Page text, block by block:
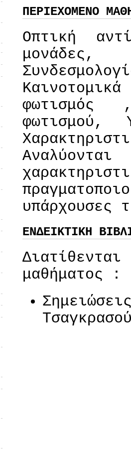
ΠΕΡΙΕΧΟΜΕΝΟ
Οπτική
φωτισμός
φωτισμού,
υπάρχουσες
ΕΝΔΕΙΚΤΙΚΗ
μαθήματος :